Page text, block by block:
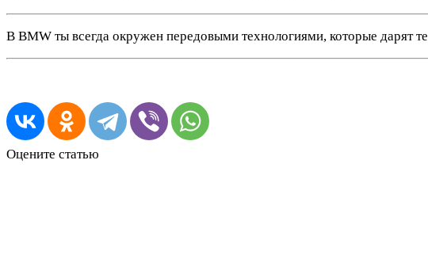
В BMW ты всегда окружен передовыми технологиями, которые дарят
Оцените статью